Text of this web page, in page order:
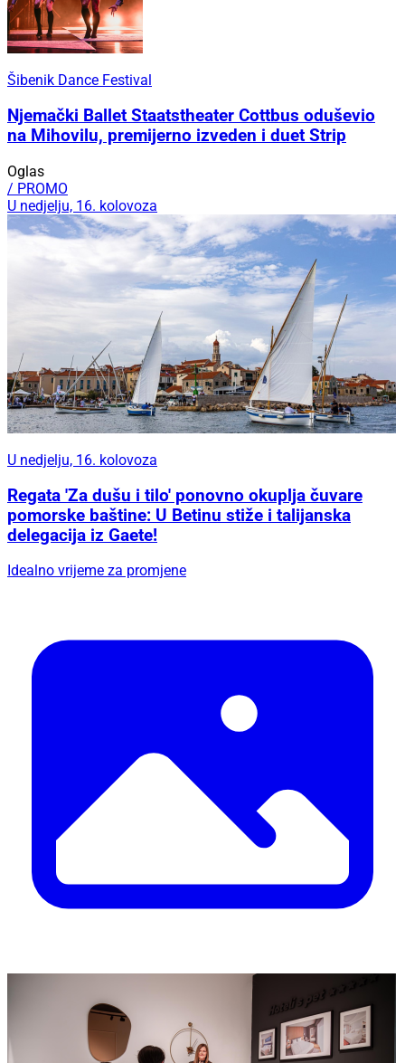
Šibenik Dance Festival
Njemački Ballet Staatstheater Cottbus oduševio
na Mihovilu, premijerno izveden i duet Strip
Oglas
/ PROMO
U nedjelju, 16. kolovoza
U nedjelju, 16. kolovoza
Regata 'Za dušu i tilo' ponovno okuplja čuvare
pomorske baštine: U Betinu stiže i talijanska
delegacija iz Gaete!
Idealno vrijeme za promjene